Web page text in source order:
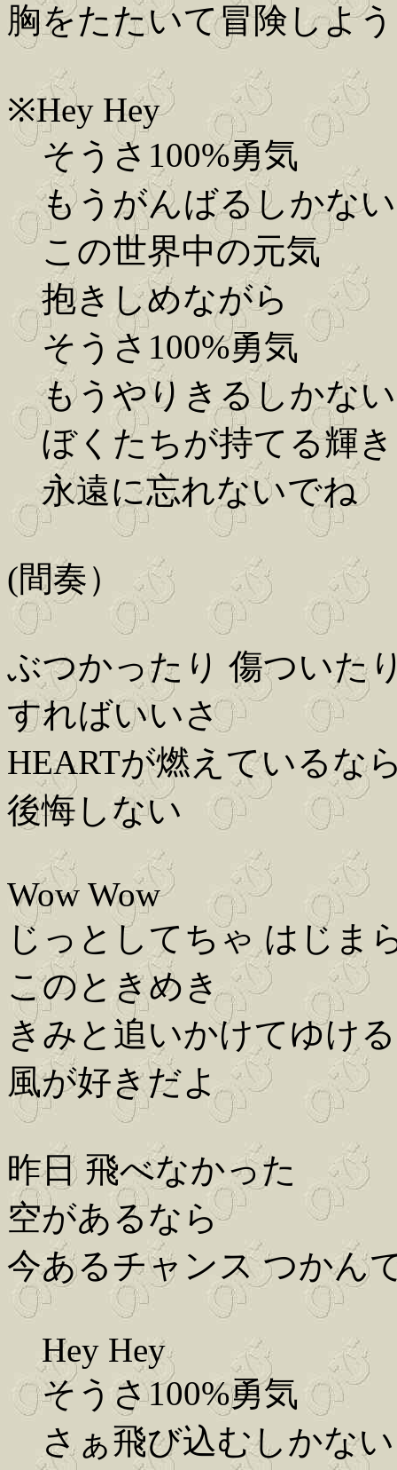
胸をたたいて冒険しよう
※Hey Hey
そうさ100%勇気
もうがんばるしかな
この世界中の元気
抱きしめながら
そうさ100%勇気
もうやりきるしかな
ぼくたちが持てる輝き
永遠に忘れないでね
(間奏）
ぶつかったり 傷ついた
すればいいさ
HEARTが燃えているな
後悔しない
Wow Wow
じっとしてちゃ はじま
このときめき
きみと追いかけてゆける
風が好きだよ
昨日 飛べなかった
空があるなら
今あるチャンス つかん
Hey Hey
そうさ100%勇気
さぁ飛び込むしかな